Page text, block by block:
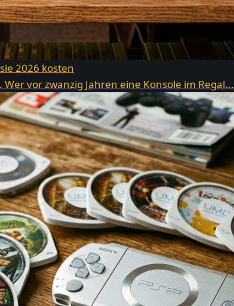
2026 kosten
vor zwanzig Jahren eine Konsole im Regal...